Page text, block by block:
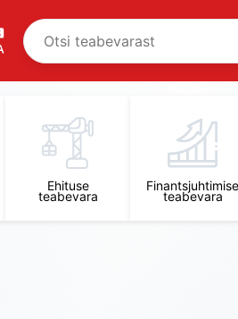
Ehituse
teabevara
Finantsjuhtimise
teabevara